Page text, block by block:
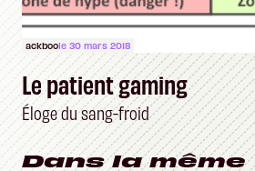
ackboole 30 mars 2018
Le patient gaming
Éloge du sang-froid
Dans la même